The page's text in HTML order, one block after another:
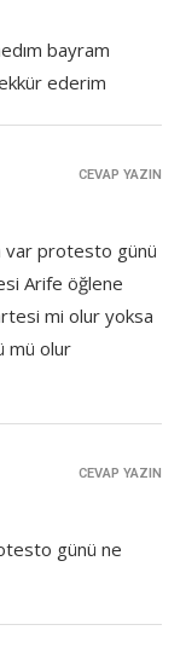
bayram
ederim
var protesto günü
Arife öğlene
mi olur yoksa
mü olur
CEVAP YAZIN
günü ne
CEVAP YAZIN